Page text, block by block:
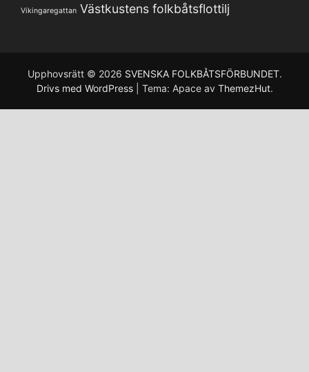
Vikingaregattan Västkustens folkbåtsflottilj
Upphovsrätt © 2026 SVENSKA FOLKBÅTSFÖRBUNDET.
Drivs med WordPress
Tema: Apace av ThemezHut.